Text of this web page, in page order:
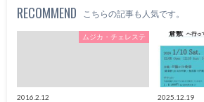
RECOMMEND こちらの記事も人気です。
ムジカ・チェレステ
2016.2.12 2025.12.19